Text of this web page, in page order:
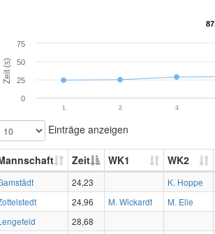
Zeit (s)
1. 2. 3.
0
25
50
75
Einträge anzeigen
Zeit WK1 WK2
24,23
K. Hoppe
24,96 M. Wickardt
M. Elle
28,68